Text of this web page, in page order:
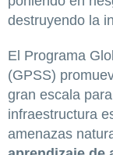
destruyendo la
El Programa
(GPSS)
gran escala
infraestructura
amenazas